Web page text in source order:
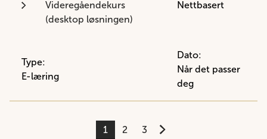
Videregåendekurs
(desktop løsningen)
Nettbasert
Type:
E-læring
Dato:
Når det passer
deg
1 2 3